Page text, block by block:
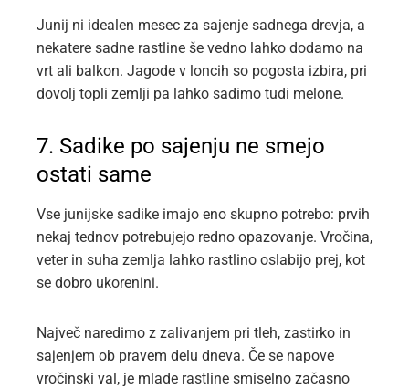
Junij ni idealen mesec za sajenje sadnega drevja, a
nekatere sadne rastline še vedno lahko dodamo na
vrt ali balkon. Jagode v loncih so pogosta izbira, pri
dovolj topli zemlji pa lahko sadimo tudi melone.
7. Sadike po sajenju ne smejo
ostati same
Vse junijske sadike imajo eno skupno potrebo: prvih
nekaj tednov potrebujejo redno opazovanje. Vročina,
veter in suha zemlja lahko rastlino oslabijo prej, kot
se dobro ukorenini.
Največ naredimo z zalivanjem pri tleh, zastirko in
sajenjem ob pravem delu dneva. Če se napove
vročinski val, je mlade rastline smiselno začasno